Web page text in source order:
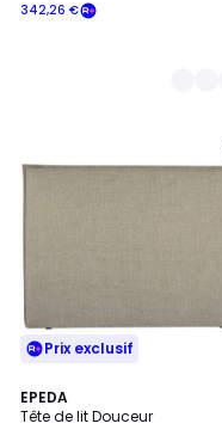
342,26 €
Prix exclusif
EPEDA
Tête de lit Douceur
3
Couleurs